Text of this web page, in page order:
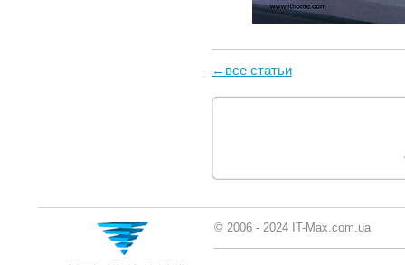
←все статьи
© 2006 - 2024 IT-Max.com.ua